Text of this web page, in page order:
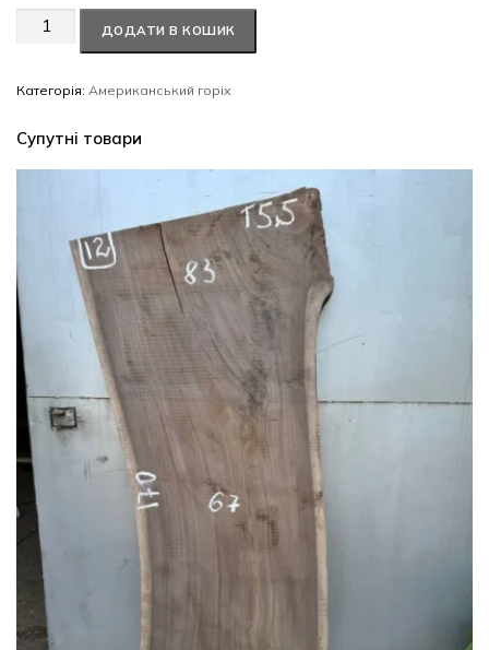
Американський
кількість
ДОДАТИ В КОШИК
Категорія: Американський горіх
Супутні товари